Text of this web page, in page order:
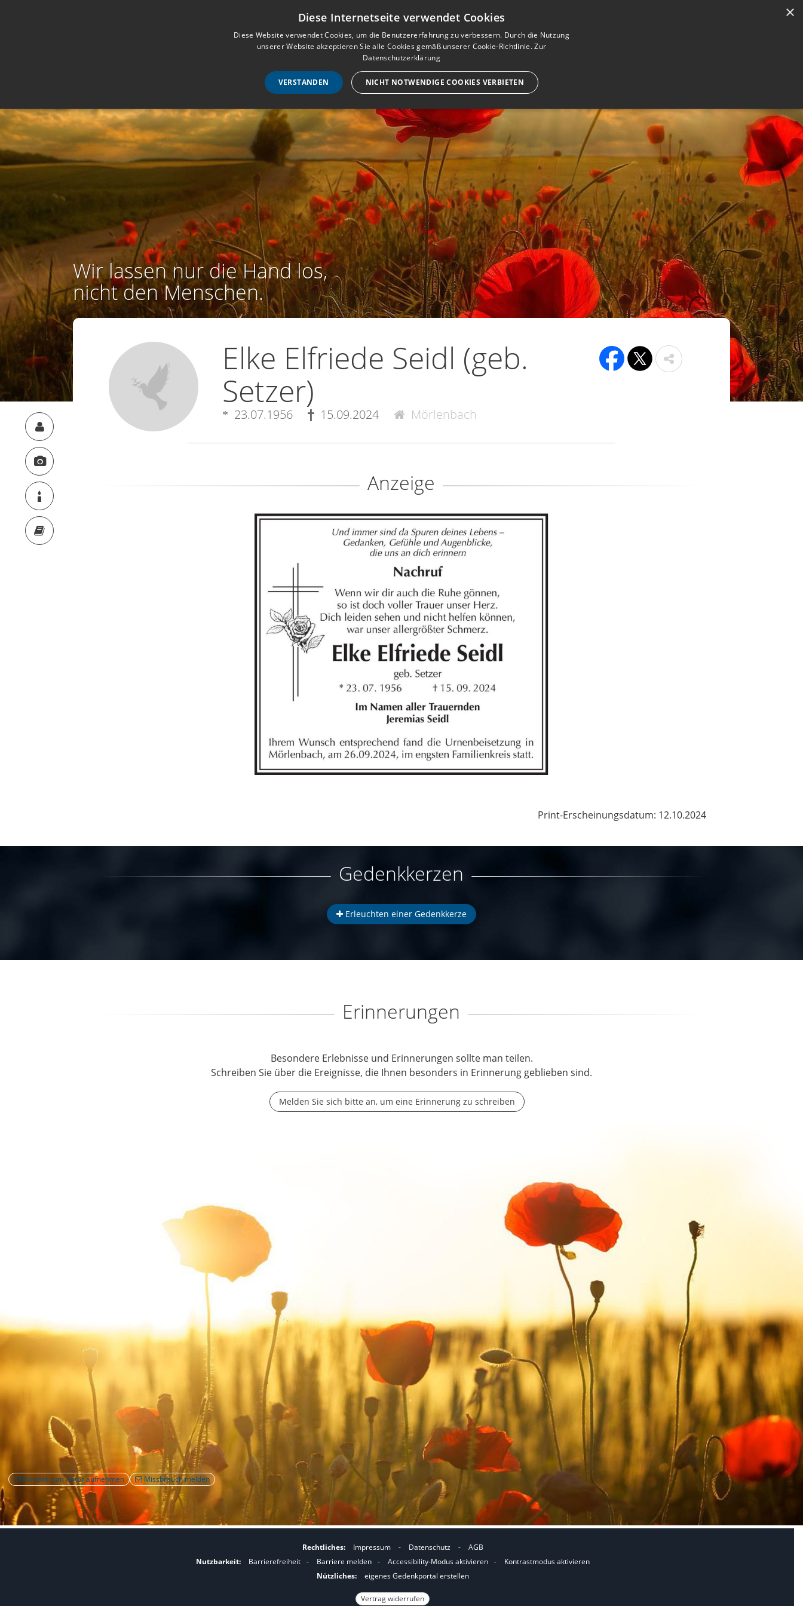
Musterbuch für Traueranzeigen
STARTSEITE HILFE IM TRAUERFALL
Wir lassen nur die Hand los,
nicht den Menschen.
Elke Elfriede Seidl (geb.
Setzer)
23.07.1956 15.09.2024 Mörlenbach
Anzeige
Print-Erscheinungsdatum: 12.10.2024
Gedenkkerzen
Erleuchten einer Gedenkkerze
Erinnerungen
Besondere Erlebnisse und Erinnerungen sollte man teilen.
Schreiben Sie über die Ereignisse, die Ihnen besonders in Erinnerung geblieben sind.
Melden Sie sich bitte an, um eine Erinnerung zu schreiben
Kontakt zum Autor aufnehmen Missbrauch melden
Rechtliches: Impressum - Datenschutz -
AGB
Nutzbarkeit:
Barrierefreiheit - Barriere melden -
I
m
c
Accessibility-Modus aktivieren -
IKontrastmodus aktivieren
Nützliches:
eigenes Gedenkportal erstellen
Vertrag widerrufen
×
Diese Internetseite verwendet Cookies
Diese Website verwendet Cookies, um die Benutzererfahrung zu verbessern. Durch die Nutzung
unserer Website akzeptieren Sie alle Cookies gemäß unserer Cookie-Richtlinie.Zur
Datenschutzerklärung
VERSTANDEN NICHT NOTWENDIGE COOKIES VERBIETEN